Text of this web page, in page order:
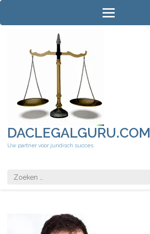
Ga
inhoud
DACLEGALGURU.COM
Uw partner voor juridisch succes